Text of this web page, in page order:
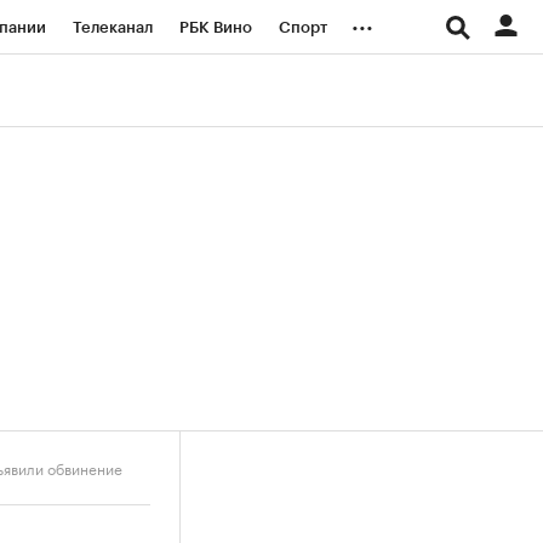
Телеканал РБК Вино Спорт ...
обвинение